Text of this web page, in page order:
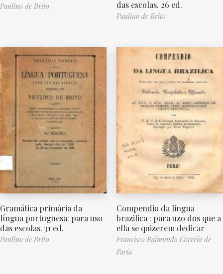
Paulino de Brito
das escolas. 26 ed.
Paulino de Brito
Gramática primária da
língua portuguesa: para uso
das escolas. 31 ed.
Paulino de Brito
Compendio da lingua
brazilica : para uzo dos que a
ella se quizerem dedicar
Francisco Raimundo Correia de
Faria